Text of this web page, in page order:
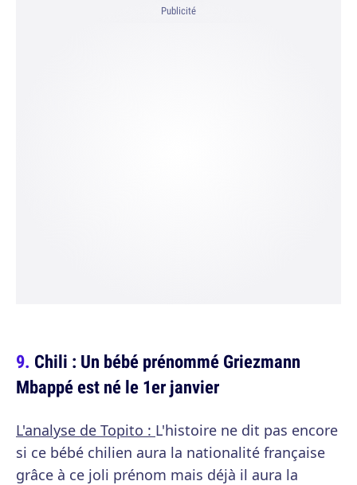
Publicité
Chili : Un bébé prénommé Griezmann
Mbappé est né le 1er janvier
L'analyse de Topito : L'histoire ne dit pas encore
si ce bébé chilien aura la nationalité française
grâce à ce joli prénom mais déjà il aura la